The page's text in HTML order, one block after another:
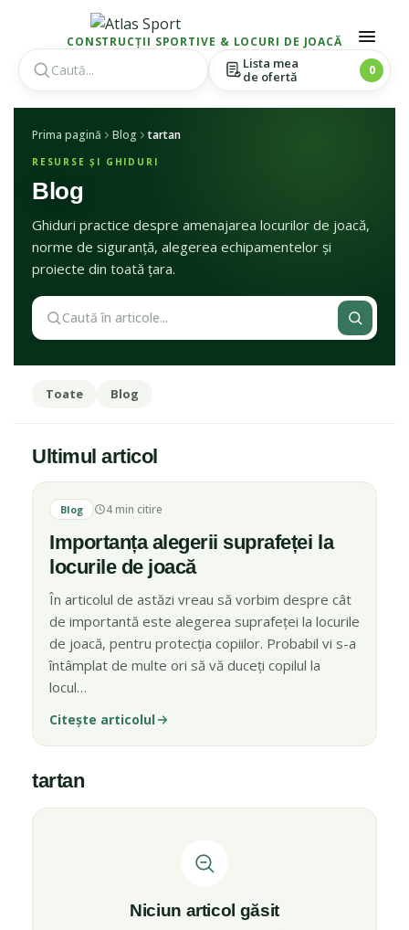
CONSTRUCȚII SPORTIVE & LOCURI DE JOACĂ
Lista mea
de ofertă
0
navigation
content
Prima pagină Blog tartan
RESURSE ȘI GHIDURI
Blog
Ghiduri practice despre amenajarea locurilor de joacă,
norme de siguranță, alegerea echipamentelor și
proiecte din toată țara.
Caută în articole
Toate Blog
Ultimul articol
IMAGINE ARTICOL
ULTIMUL ARTICOL
Blog 4 min citire
Importanța alegerii suprafeței la
locurile de joacă
În articolul de astăzi vreau să vorbim despre cât
de importantă este alegerea suprafeței la locurile
de joacă, pentru protecția copiilor. Probabil vi s-a
întâmplat de multe ori să vă duceți copilul la
locul…
Citește articolul
tartan
Niciun articol găsit